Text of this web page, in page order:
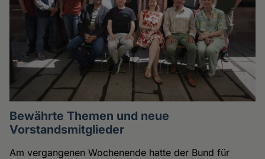
Bewährte Themen und neue
Vorstandsmitglieder
Am vergangenen Wochenende hatte der Bund für